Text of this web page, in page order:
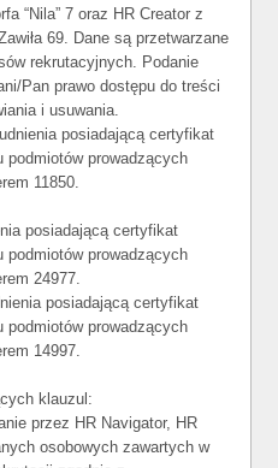
“Nila” 7 oraz HR Creator z
69. Dane są przetwarzane
rekrutacyjnych. Podanie
Pan prawo dostępu do treści
i usuwania.
posiadającą certyfikat
podmiotów prowadzących
11850.
posiadającą certyfikat
podmiotów prowadzących
24977.
posiadającą certyfikat
podmiotów prowadzących
14997.
klauzul:
przez HR Navigator, HR
osobowych zawartych w